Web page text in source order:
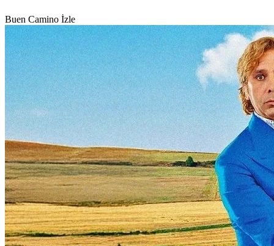
Buen Camino İzle